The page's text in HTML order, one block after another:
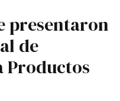
presentaron
de
Productos